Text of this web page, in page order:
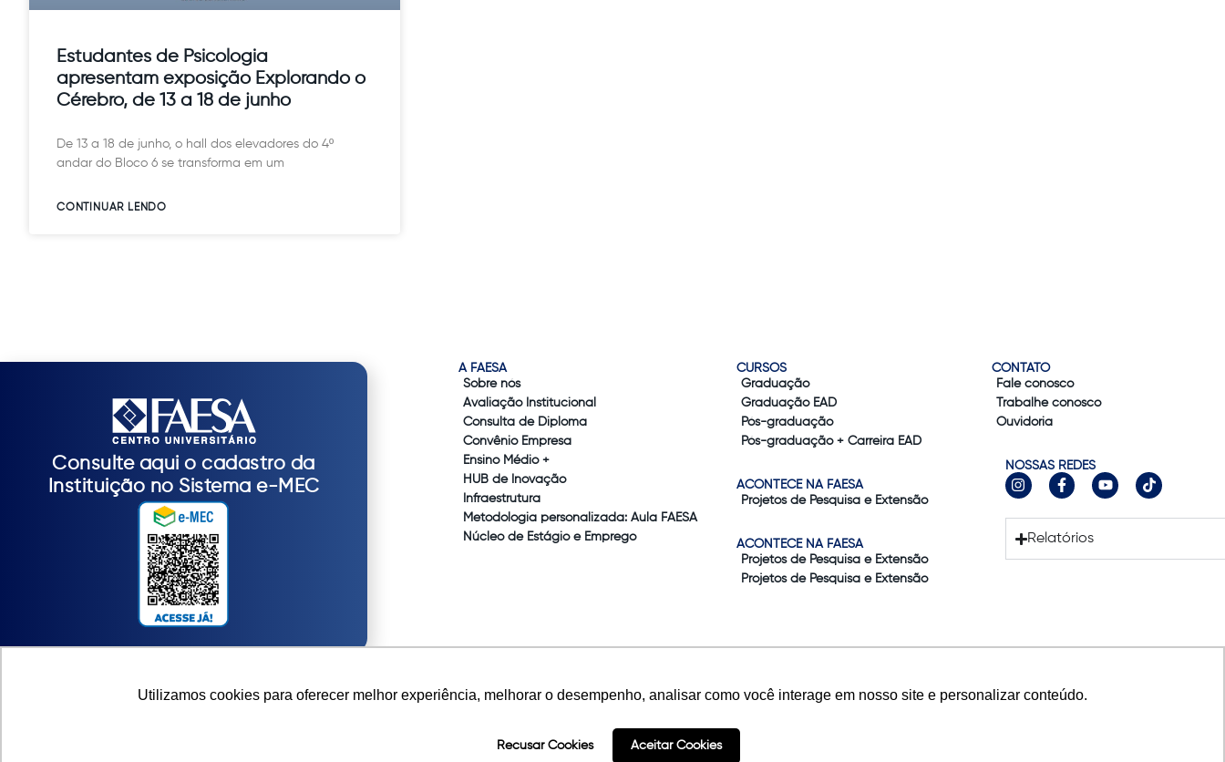
Utilizamos cookies para oferecer melhor experiência, melhorar o desempenho, analisar como você interage em nosso site e personalizar conteúdo.
Recusar Cookies Aceitar Cookies
Estudantes de Psicologia
apresentam exposição Explorando o
Cérebro, de 13 a 18 de junho
De 13 a 18 de junho, o hall dos elevadores do 4º
andar do Bloco 6 se transforma em um
CONTINUAR LENDO​
Consulte aqui o cadastro da
Instituição no Sistema e-MEC
A FAESA
Sobre nós
Avaliação Institucional
Consulta de Diploma
Convênio Empresa
Ensino Médio +
HUB de Inovação
Infraestrutura
Metodologia personalizada: Aula FAESA
Núcleo de Estágio e Emprego
CURSOS
Graduação
Graduação EAD
Pós-graduação
Pós-graduação + Carreira EAD
ACONTECE NA FAESA
Projetos de Pesquisa e Extensão
ACONTECE NA FAESA
Projetos de Pesquisa e Extensão
Projetos de Pesquisa e Extensão
CONTATO
Fale conosco
Trabalhe conosco
Ouvidoria
NOSSAS REDES
Relatórios